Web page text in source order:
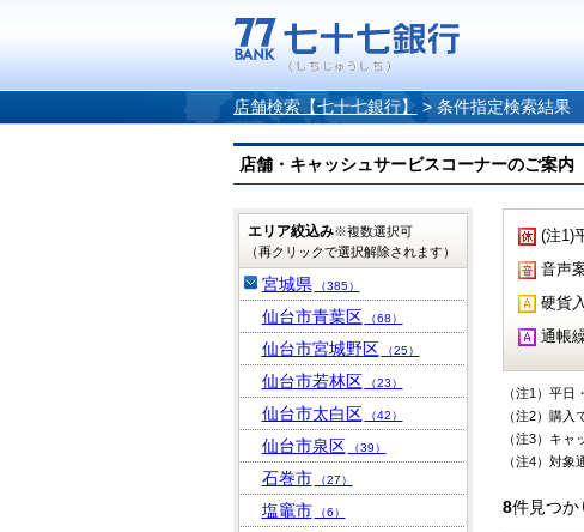
店舗検索【七十七銀行】 > 条件指定検索結果
店舗・キャッシュサービスコーナーのご案
(注1)
音声
硬貨
通帳
（注1）平
（注2）購入
（注3）キ
（注4）対
8件見つか
エリア絞込み※複数選択可
（再クリックで選択解除されます）
宮城県 （385）
仙台市青葉区 （68）
仙台市宮城野区 （25）
仙台市若林区 （23）
仙台市太白区 （42）
仙台市泉区 （39）
石巻市 （27）
塩竈市 （6）